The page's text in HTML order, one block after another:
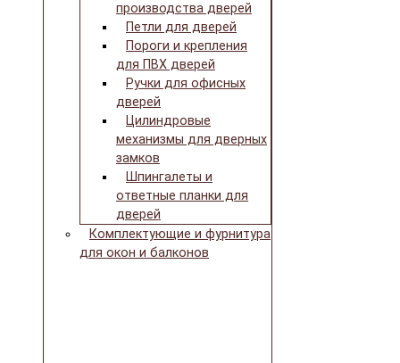
производства дверей
Петли для дверей
Пороги и крепления
для ПВХ дверей
Ручки для офисных
дверей
Цилиндровые
механизмы для дверных
замков
Шпингалеты и
ответные планки для
дверей
Комплектующие и фурнитура
для окон и балконов